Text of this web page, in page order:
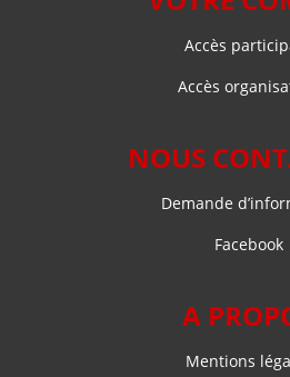
Accès
Accès
NOUS
Demande
Facebook
A
Mentions